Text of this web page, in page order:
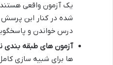
یک آزمون واقعی
شده در کنار این پرسش
درس خواندن و
آزمون های طبقه بندی
ها برای شبیه سازی